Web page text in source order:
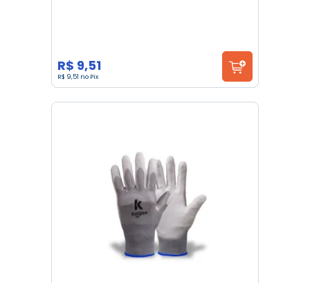
R$ 9,51
R$ 9,51 no Pix